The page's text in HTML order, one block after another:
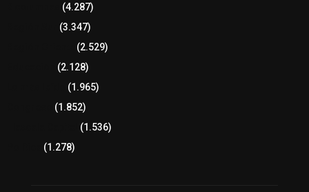
(4.287)
(3.347)
(2.529)
(2.128)
(1.965)
(1.852)
(1.536)
(1.278)